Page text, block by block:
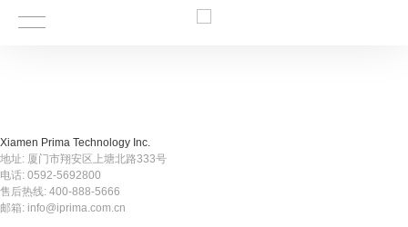
Xiamen Prima Technology Inc.
地址: 厦门市翔安区上塘北路333号
电话: 0592-5692800
售后热线: 400-888-5666
邮箱: info@iprima.com.cn